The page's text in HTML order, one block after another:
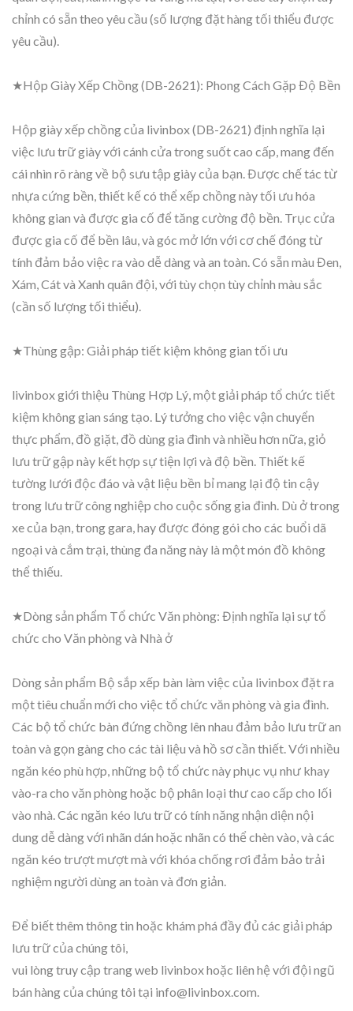
chỉnh có sẵn theo yêu cầu (số lượng đặt hàng tối thiểu được
yêu cầu).
★Hộp Giày Xếp Chồng (DB-2621): Phong Cách Gặp Độ Bền
Hộp giày xếp chồng của livinbox (DB-2621) định nghĩa lại
việc lưu trữ giày với cánh cửa trong suốt cao cấp, mang đến
cái nhìn rõ ràng về bộ sưu tập giày của bạn. Được chế tác từ
nhựa cứng bền, thiết kế có thể xếp chồng này tối ưu hóa
không gian và được gia cố để tăng cường độ bền. Trục cửa
được gia cố để bền lâu, và góc mở lớn với cơ chế đóng từ
tính đảm bảo việc ra vào dễ dàng và an toàn. Có sẵn màu Đen,
Xám, Cát và Xanh quân đội, với tùy chọn tùy chỉnh màu sắc
(cần số lượng tối thiểu).
★Thùng gập: Giải pháp tiết kiệm không gian tối ưu
livinbox giới thiệu Thùng Hợp Lý, một giải pháp tổ chức tiết
kiệm không gian sáng tạo. Lý tưởng cho việc vận chuyển
thực phẩm, đồ giặt, đồ dùng gia đình và nhiều hơn nữa, giỏ
lưu trữ gập này kết hợp sự tiện lợi và độ bền. Thiết kế
tường lưới độc đáo và vật liệu bền bỉ mang lại độ tin cậy
trong lưu trữ công nghiệp cho cuộc sống gia đình. Dù ở trong
xe của bạn, trong gara, hay được đóng gói cho các buổi dã
ngoại và cắm trại, thùng đa năng này là một món đồ không
thể thiếu.
★Dòng sản phẩm Tổ chức Văn phòng: Định nghĩa lại sự tổ
chức cho Văn phòng và Nhà ở
Dòng sản phẩm Bộ sắp xếp bàn làm việc của livinbox đặt ra
một tiêu chuẩn mới cho việc tổ chức văn phòng và gia đình.
Các bộ tổ chức bàn đứng chồng lên nhau đảm bảo lưu trữ an
toàn và gọn gàng cho các tài liệu và hồ sơ cần thiết. Với nhiều
ngăn kéo phù hợp, những bộ tổ chức này phục vụ như khay
vào-ra cho văn phòng hoặc bộ phân loại thư cao cấp cho lối
vào nhà. Các ngăn kéo lưu trữ có tính năng nhận diện nội
dung dễ dàng với nhãn dán hoặc nhãn có thể chèn vào, và các
ngăn kéo trượt mượt mà với khóa chống rơi đảm bảo trải
nghiệm người dùng an toàn và đơn giản.
Để biết thêm thông tin hoặc khám phá đầy đủ các giải pháp
lưu trữ của chúng tôi,
vui lòng truy cập trang web livinbox hoặc liên hệ với đội ngũ
bán hàng của chúng tôi tại info@livinbox.com.